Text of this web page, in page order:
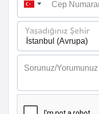
Yaşadığınız Şehir
i
a
e